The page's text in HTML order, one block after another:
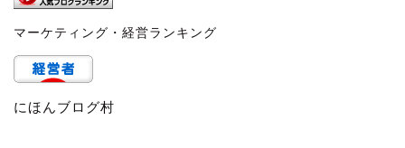
マーケティング・経営ランキング
にほんブログ村